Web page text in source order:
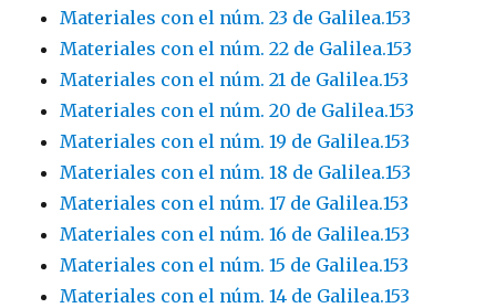
Materiales con el núm. 23 de Galilea.153
Materiales con el núm. 22 de Galilea.153
Materiales con el núm. 21 de Galilea.153
Materiales con el núm. 20 de Galilea.153
Materiales con el núm. 19 de Galilea.153
Materiales con el núm. 18 de Galilea.153
Materiales con el núm. 17 de Galilea.153
Materiales con el núm. 16 de Galilea.153
Materiales con el núm. 15 de Galilea.153
Materiales con el núm. 14 de Galilea.153